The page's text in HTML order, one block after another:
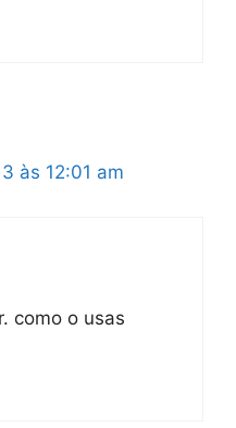
às 12:01 am
como o usas